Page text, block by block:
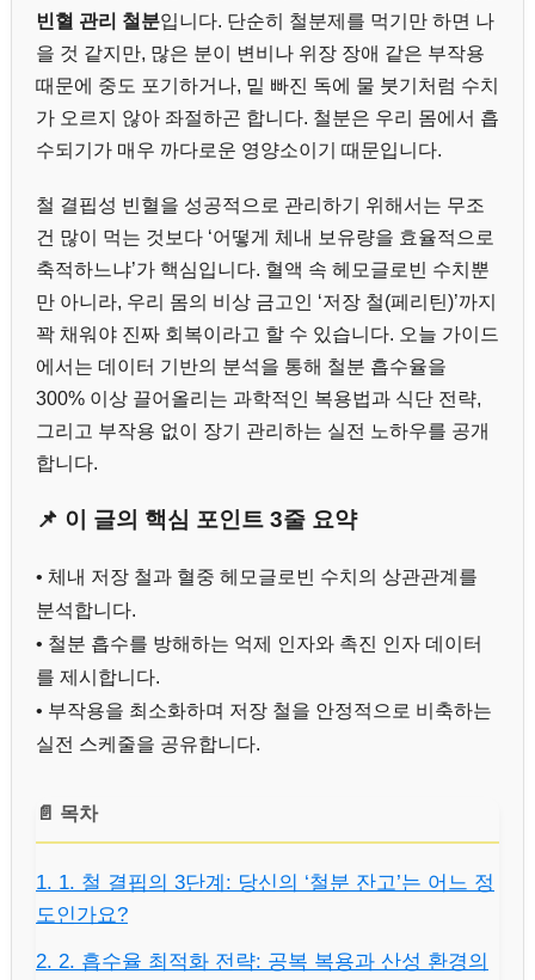
빈혈 관리 철분입니다. 단순히 철분제를 먹기만 하면 나
을 것 같지만, 많은 분이 변비나 위장 장애 같은 부작용
때문에 중도 포기하거나, 밑 빠진 독에 물 붓기처럼 수치
가 오르지 않아 좌절하곤 합니다. 철분은 우리 몸에서 흡
수되기가 매우 까다로운 영양소이기 때문입니다.
철 결핍성 빈혈을 성공적으로 관리하기 위해서는 무조
건 많이 먹는 것보다 ‘어떻게 체내 보유량을 효율적으로
축적하느냐’가 핵심입니다. 혈액 속 헤모글로빈 수치뿐
만 아니라, 우리 몸의 비상 금고인 ‘저장 철(페리틴)’까지
꽉 채워야 진짜 회복이라고 할 수 있습니다. 오늘 가이드
에서는 데이터 기반의 분석을 통해 철분 흡수율을
300% 이상 끌어올리는 과학적인 복용법과 식단 전략,
그리고 부작용 없이 장기 관리하는 실전 노하우를 공개
합니다.
📌 이 글의 핵심 포인트 3줄 요약
• 체내 저장 철과 혈중 헤모글로빈 수치의 상관관계를
분석합니다.
• 철분 흡수를 방해하는 억제 인자와 촉진 인자 데이터
를 제시합니다.
• 부작용을 최소화하며 저장 철을 안정적으로 비축하는
실전 스케줄을 공유합니다.
📄 목차
1. 1. 철 결핍의 3단계: 당신의 ‘철분 잔고’는 어느 정
도인가요?
2. 2. 흡수율 최적화 전략: 공복 복용과 산성 환경의